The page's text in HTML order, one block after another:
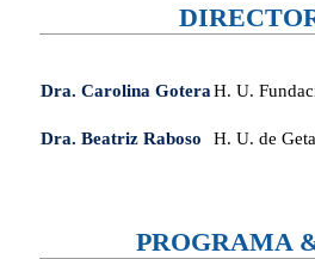
Dra. Carolina GoteraH. U.
Dra. Beatriz Raboso H. U. de
PROGRAMA